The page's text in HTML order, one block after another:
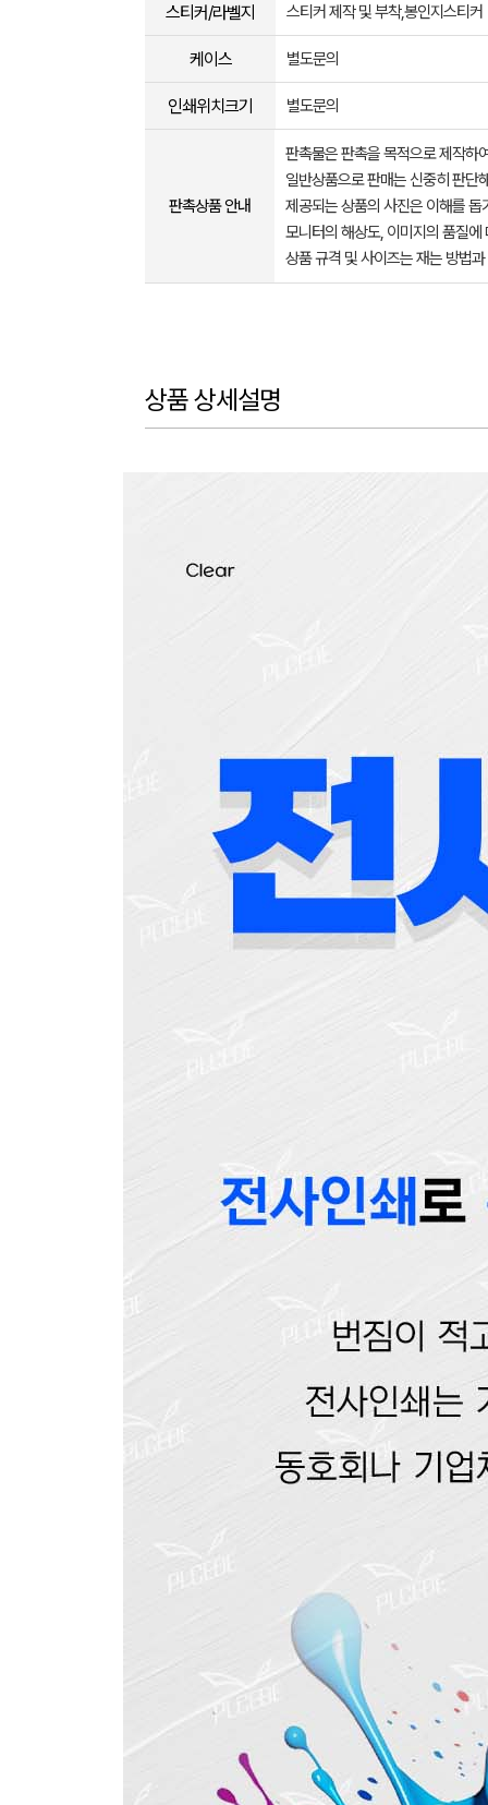
스티커/라벨지 스티커 제작 및 부착,봉인지스티커
케이스 별도문의
인쇄위치크기 별도문의
판촉상품 안내
판촉물은 판촉을 목적으로 제작하
일반상품으로 판매는 신중히 판단
제공되는 상품의 사진은 이해를
모니터의 해상도, 이미지의 품질
상품 규격 및 사이즈는 재는 방법
상품 상세설명